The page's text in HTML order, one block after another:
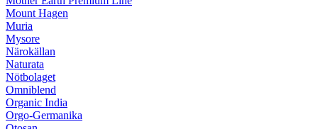
Mount Hagen
Muria
Mysore
Närokällan
Naturata
Nötbolaget
Omniblend
Organic India
Orgo-Germanika